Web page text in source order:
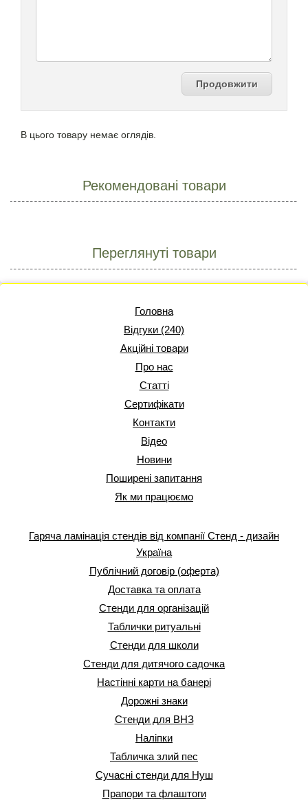
Продовжити
В цього товару немає оглядів.
Рекомендовані товари
Переглянуті товари
Головна
Відгуки (240)
Акційні товари
Про нас
Статті
Сертифікати
Контакти
Відео
Новини
Поширені запитання
Як ми працюємо
Гаряча ламінація стендів від компанії Стенд - дизайн
Україна
Публічний договір (оферта)
Доставка та оплата
Стенди для організацій
Таблички ритуальні
Стенди для школи
Стенди для дитячого садочка
Настінні карти на банері
Дорожні знаки
Стенди для ВНЗ
Наліпки
Табличка злий пес
Сучасні стенди для Нуш
Прапори та флаштоги